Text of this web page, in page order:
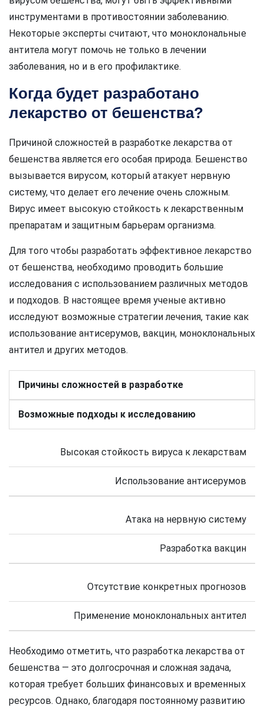
инструментами в противостоянии заболеванию.
Некоторые эксперты считают, что моноклональные
антитела могут помочь не только в лечении
заболевания, но и в его профилактике.
Когда будет разработано
лекарство от бешенства?
Причиной сложностей в разработке лекарства от
бешенства является его особая природа. Бешенство
вызывается вирусом, который атакует нервную
систему, что делает его лечение очень сложным.
Вирус имеет высокую стойкость к лекарственным
препаратам и защитным барьерам организма.
Для того чтобы разработать эффективное лекарство
от бешенства, необходимо проводить большие
исследования с использованием различных методов
и подходов. В настоящее время ученые активно
исследуют возможные стратегии лечения, такие как
использование антисерумов, вакцин, моноклональных
антител и других методов.
Причины сложностей в разработке
Возможные подходы к исследованию
Высокая стойкость вируса к лекарствам
Использование антисерумов
Атака на нервную систему
Разработка вакцин
Отсутствие конкретных прогнозов
Применение моноклональных антител
Необходимо отметить, что разработка лекарства от
бешенства — это долгосрочная и сложная задача,
которая требует больших финансовых и временных
ресурсов. Однако, благодаря постоянному развитию